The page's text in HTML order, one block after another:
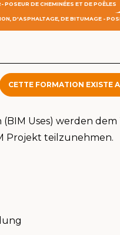
DE CHEMINÉES ET DE POÊLES
D'ASPHALTAGE, DE BITUMAGE -
CETTE FORMATION EXISTE
Uses) werden
Projekt teilzunehmen.